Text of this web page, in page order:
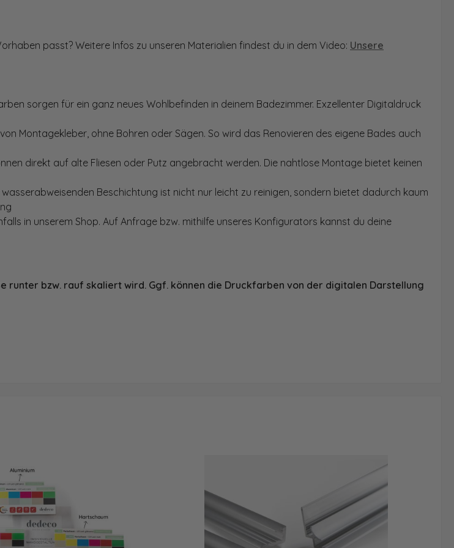
passt? Weitere Infos zu unseren Materialien findest du in dem Video: Unsere
sorgen für ein ganz neues Wohlbefinden in deinem Badezimmer. Exzellenter Digitaldruck
Montagekleber, ohne Bohren oder Sägen. So wird das Renovieren des eigene Bades auch
direkt auf alte Fliesen oder Putz angebracht werden. Die nahtlose Montage bietet keinen
Beschichtung ist nicht nur leicht zu reinigen, sondern bietet dadurch kaum
in unserem Shop. Auf Anfrage bzw. mithilfe unseres Konfigurators kannst du deine
bzw. rauf skaliert wird. Ggf. können die Druckfarben von der digitalen Darstellung